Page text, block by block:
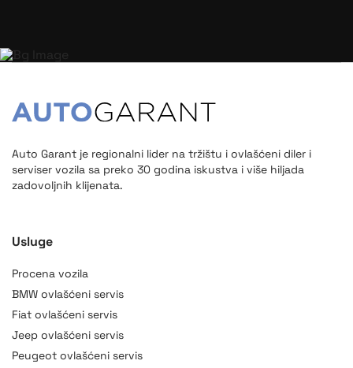
Auto Garant je regionalni lider na tržištu i ovlašćeni diler i
serviser vozila sa preko 30 godina iskustva i više hiljada
zadovoljnih klijenata.
Usluge
Procena vozila
BMW ovlašćeni servis
Fiat ovlašćeni servis
Jeep ovlašćeni servis
Peugeot ovlašćeni servis